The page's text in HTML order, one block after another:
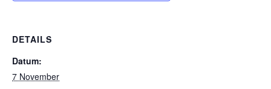
DETAILS
Datum:
7 November